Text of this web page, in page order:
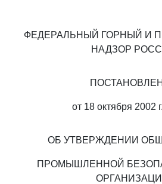
ФЕДЕРАЛЬНЫЙ ГОРНЫЙ И
НАДЗОР
от 18 октября 2002
ОБ УТВЕРЖДЕНИИ
ПРОМЫШЛЕННОЙ